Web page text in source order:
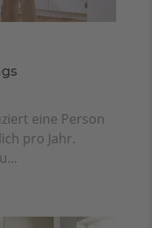
eine Person
pro Jahr.